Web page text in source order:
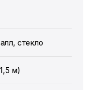
стекло
м)